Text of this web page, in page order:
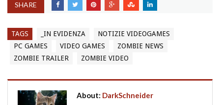
SHARE
TAGS _IN EVIDENZA
NOTIZIE VIDEOGAMES
PC GAMES
VIDEO GAMES
ZOMBIE NEWS
ZOMBIE TRAILER
ZOMBIE VIDEO
About: DarkSchneider